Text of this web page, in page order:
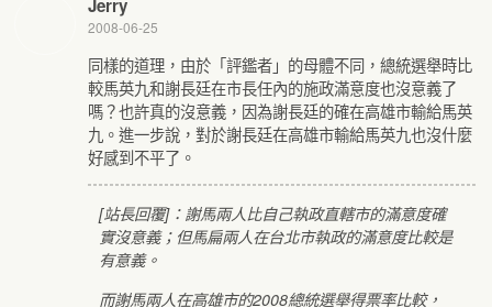
Jerry
2008-06-25
同樣的道理，由於「評鑑者」的母體不同，總統選舉時比
較馬英九和謝長廷在市長任內的施政滿意度也沒意義了
嗎？也許真的沒意義，因為謝長廷的確在高雄市輸給馬英
九。進一步說，對於謝長廷在高雄市輸給馬英九也沒什麼
好感到不平了。
[站長回覆]：謝馬兩人比自己執政直轄市的滿意度確
實沒意義；但馬扁兩人在台北市執政的滿意度比較是
有意義。
而謝馬兩人在高雄市的2008總統選舉得票率比較，